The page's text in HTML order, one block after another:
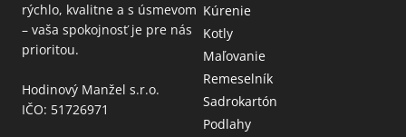
rýchlo, kvalitne a s úsmevom
– vaša spokojnosť je pre nás
prioritou.
Hodinový Manžel s.r.o.
IČO: 51726971
Kúrenie
Kotly
Maľovanie
Remeselník
Sadrokartón
Podlahy